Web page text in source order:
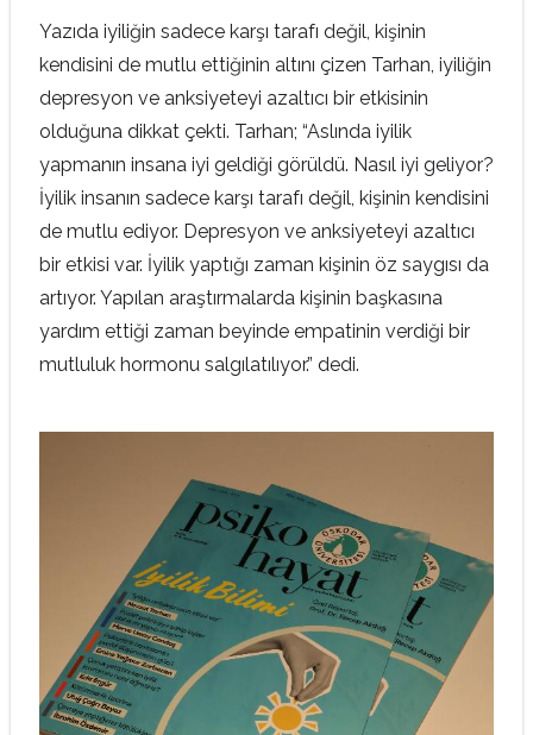
Yazıda iyiliğin sadece karşı tarafı değil, kişinin
kendisini de mutlu ettiğinin altını çizen Tarhan, iyiliğin
depresyon ve anksiyeteyi azaltıcı bir etkisinin
olduğuna dikkat çekti. Tarhan; “Aslında iyilik
yapmanın insana iyi geldiği görüldü. Nasıl iyi geliyor?
İyilik insanın sadece karşı tarafı değil, kişinin kendisini
de mutlu ediyor. Depresyon ve anksiyeteyi azaltıcı
bir etkisi var. İyilik yaptığı zaman kişinin öz saygısı da
artıyor. Yapılan araştırmalarda kişinin başkasına
yardım ettiği zaman beyinde empatinin verdiği bir
mutluluk hormonu salgılatılıyor.” dedi.